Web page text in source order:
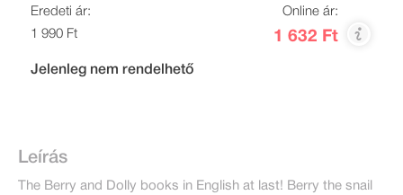
Eredeti ár:
1 990 Ft
Online ár:
1 632 Ft
Jelenleg nem rendelhető
Leírás
The Berry and Dolly books in English at last! Berry the snail